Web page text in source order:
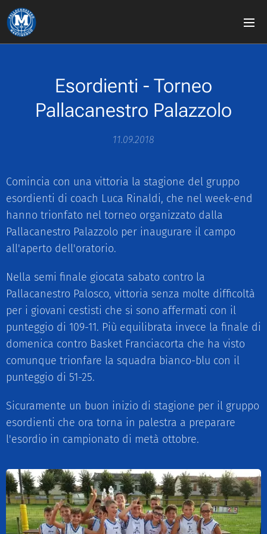
Esordienti - Torneo
Pallacanestro Palazzolo
11.09.2018
Comincia con una vittoria la stagione del gruppo
esordienti di coach Luca Rinaldi, che nel week-end
hanno trionfato nel torneo organizzato dalla
Pallacanestro Palazzolo per inaugurare il campo
all'aperto dell'oratorio.
Nella semi finale giocata sabato contro la
Pallacanestro Palosco, vittoria senza molte difficoltà
per i giovani cestisti che si sono affermati con il
punteggio di 109-11. Più equilibrata invece la finale di
domenica contro Basket Franciacorta che ha visto
comunque trionfare la squadra bianco-blu con il
punteggio di 51-25.
Sicuramente un buon inizio di stagione per il gruppo
esordienti che ora torna in palestra a preparare
l'esordio in campionato di metà ottobre.